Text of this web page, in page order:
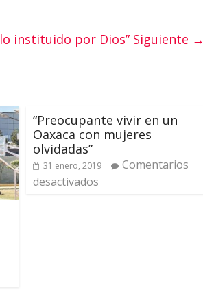
instituido por Dios” Siguiente →
“Preocupante vivir en un
Oaxaca con mujeres
olvidadas”
31 enero, 2019
Comentarios
desactivados